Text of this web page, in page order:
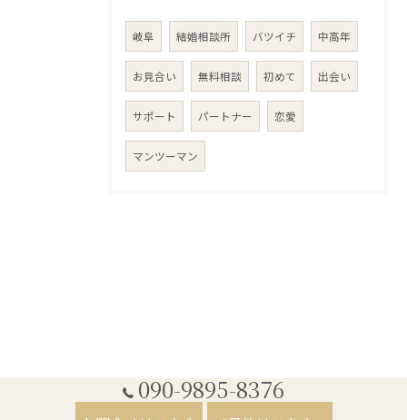
岐阜 結婚相談所 バツイチ 中高年
お見合い 無料相談 初めて 出会い
サポート パートナー 恋愛
マンツーマン
090-9895-8376